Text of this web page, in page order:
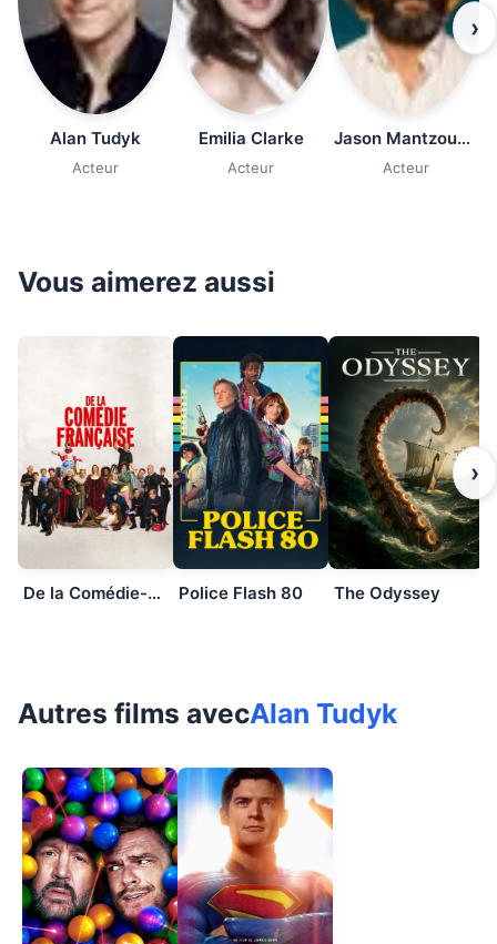
Alan Tudyk
Acteur
Emilia Clarke
Acteur
Jason Mantzoukas
Acteur
›
Vous aimerez aussi
De la Comédie-Française Police Flash 80 The Odyssey
›
Autres films avecAlan Tudyk